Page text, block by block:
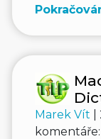
Marek Vít
komentáře: